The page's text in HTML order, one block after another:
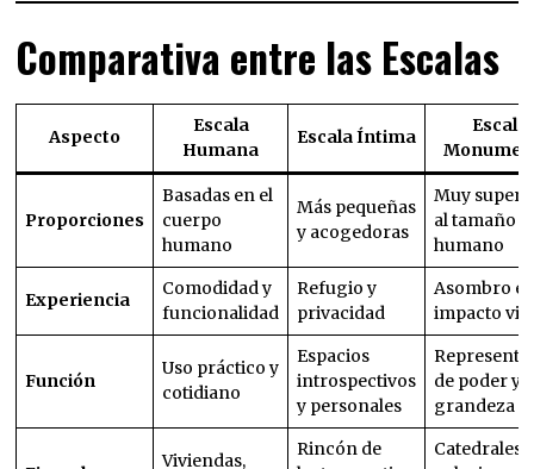
Comparativa entre las Escalas
Aspecto
Escala
Humana
Escala Íntima
Escala
Proporciones
Basadas en el
cuerpo
humano
Más pequeñas
y acogedoras
Muy
al tamaño
humano
Experiencia
Comodidad y
funcionalidad
Refugio y
privacidad
Asombro e
impacto
Función
Uso práctico y
cotidiano
Espacios
introspectivos
y personales
de poder y
grandeza
Viviendas,
Rincón de
Catedrales,